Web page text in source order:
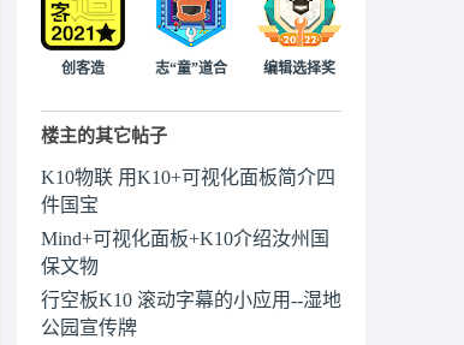
创客造 志“童”道合 编辑选择奖
楼主的其它帖子
K10物联 用K10+可视化面板简介四
件国宝
Mind+可视化面板+K10介绍汝州国
保文物
行空板K10 滚动字幕的小应用--湿地
公园宣传牌